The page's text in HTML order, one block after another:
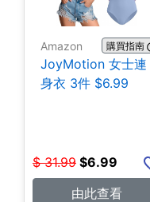
Amazon 購買指南
JoyMotion 女士連
身衣 3件 $6.99
$ 31.99 $6.99
由此查看